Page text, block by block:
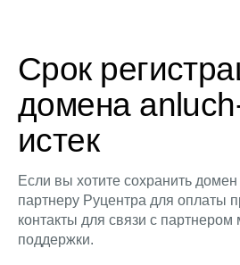
Срок
домена
истек
Если вы хотите сохранить
партнеру Руцентра для оплаты
контакты для связи с
поддержки.